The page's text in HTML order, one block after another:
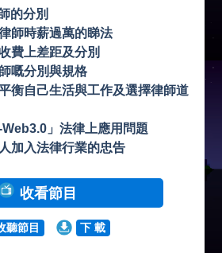
的分別
師時薪過萬的睇法
費上差距及分別
嘅分別與規格
衡自己生活與工作及選擇律師道
」法律上應用問題
加入法律行業的忠告
收看節目
聽節目 下 載